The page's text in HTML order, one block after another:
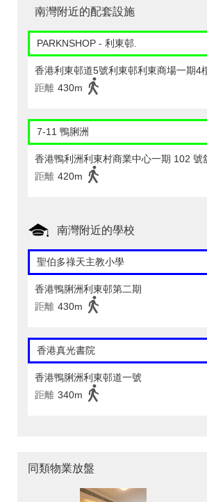
南灣附近的配套設施
PARKNSHOP - 利東邨.
香港利東邨道5號利東邨利東商場一期4
距離 430m
7-11 鴨脷洲
香港鴨利洲利東村商業中心一期 102 號
距離 420m
南灣附近的學校
聖伯多祿天主教小學
香港鴨脷洲利東邨第二期
距離 430m
香港真光書院
香港鴨脷洲利東邨道一號
距離 340m
同類物業放盤